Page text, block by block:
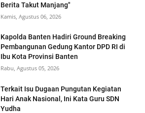
Berita Takut Manjang"
Kamis, Agustus 06, 2026
Kapolda Banten Hadiri Ground Breaking
Pembangunan Gedung Kantor DPD RI di
Ibu Kota Provinsi Banten
Rabu, Agustus 05, 2026
Terkait Isu Dugaan Pungutan Kegiatan
Hari Anak Nasional, Ini Kata Guru SDN
Yudha